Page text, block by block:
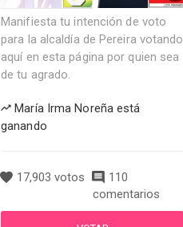
Manifiesta tu intención de voto
para la alcaldía de Pereira votando
aquí en esta página por quien sea
de tu agrado.
María Irma Noreña está
ganando
17,903 votos
110
comentarios